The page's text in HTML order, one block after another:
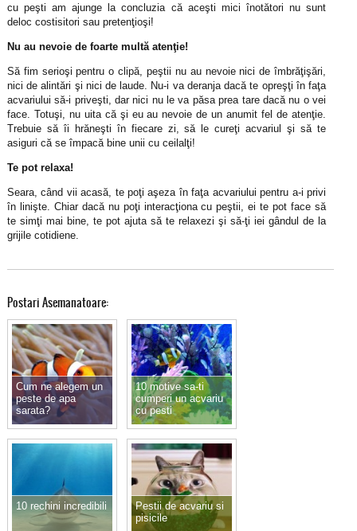
cu peşti am ajunge la concluzia că aceşti mici înotători nu sunt
deloc costisitori sau pretenţioşi!
Nu au nevoie de foarte multă atenţie!
Să fim serioşi pentru o clipă, peştii nu au nevoie nici de îmbrăţişări,
nici de alintări şi nici de laude. Nu-i va deranja dacă te opreşţi în faţa
acvariului să-i priveşti, dar nici nu le va păsa prea tare dacă nu o vei
face. Totuşi, nu uita că şi eu au nevoie de un anumit fel de atenţie.
Trebuie să îi hrăneşti în fiecare zi, să le cureţi acvariul şi să te
asiguri că se împacă bine unii cu ceilalţi!
Te pot relaxa!
Seara, când vii acasă, te poţi aşeza în faţa acvariului pentru a-i privi
în linişte. Chiar dacă nu poţi interacţiona cu peştii, ei te pot face să
te simţi mai bine, te pot ajuta să te relaxezi şi să-ţi iei gândul de la
grijile cotidiene.
Postari Asemanatoare:
Cum ne alegem un
peste de apa
sarata?
10 motive sa-ti
cumperi un acvariu
cu pesti
10 rechini incredibili
Pestii de acvariu si
pisicile